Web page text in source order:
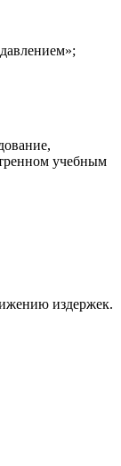
учебным
издержек.